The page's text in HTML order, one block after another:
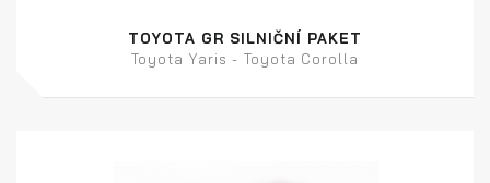
TOYOTA GR SILNIČNÍ PAKET
Toyota Yaris - Toyota Corolla